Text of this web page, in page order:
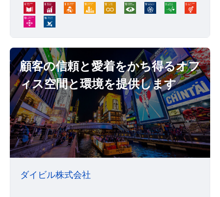
顧客の信頼と愛着をかち得るオフ
ィス空間と環境を提供します
ダイビル株式会社